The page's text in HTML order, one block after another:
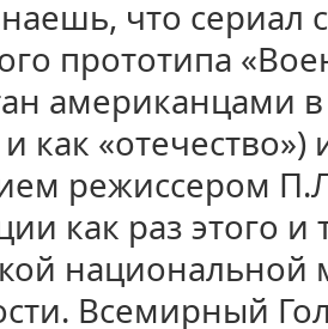
что сериал
прототипа
американцами
как
режиссером
как раз этого и
национальной
Всемирный